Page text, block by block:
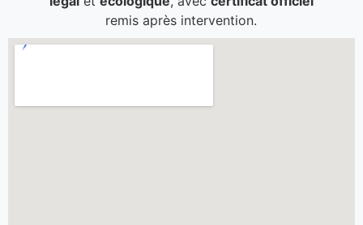
remis après intervention.